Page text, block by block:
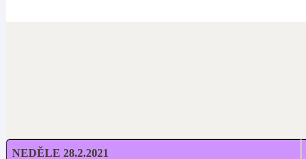
NEDĚLE 28.2.2021